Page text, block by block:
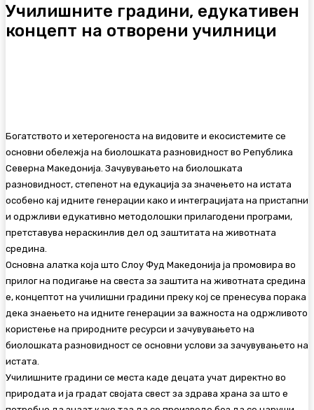
Училишните градини, едукативен
концепт на отворени училници
Богатството и хетерогеноста на видовите и екосистемите се
основни обележја на биолошката разновидност во Република
Северна Македонија. Зачувувањето на биолошката
разновидност, степенот на едукација за значењето на истата
особено кај идните генерации како и интеграцијата на пристапни
и одржливи едукативно методолошки прилагодени програми,
претставува нераскинлив дел од заштитата на животната
средина.
Основна алатка која што Слоу Фуд Македонија ја промовира во
прилог на подигање на свеста за заштита на животната средина
е, концептот на училишни градини преку кој се пренесува порака
дека знаењето на идните генерации за важноста на одржливото
користење на природните ресурси и зачувувањето на
биолошката разновидност се основни услови за зачувувањето на
истата.
Училишните градини се места каде децата учат директно во
природата и ја градат својата свест за здрава храна за што е